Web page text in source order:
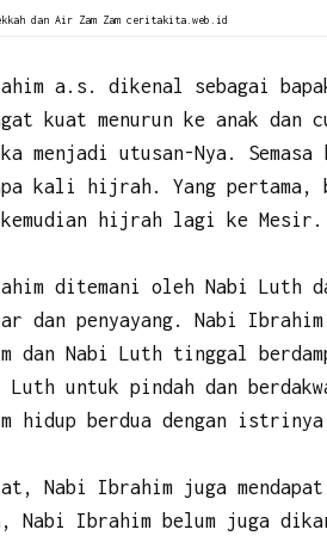
dan Air Zam Zam ceritakita.web.id
a.s. dikenal sebagai
kuat menurun ke anak dan
menjadi utusan-Nya. Semasa
kali hijrah. Yang
hijrah lagi ke Mesir.
ditemani oleh Nabi Luth
dan penyayang. Nabi Ibrahim
dan Nabi Luth tinggal
untuk pindah dan
hidup berdua dengan
Nabi Ibrahim juga
Nabi Ibrahim belum juga